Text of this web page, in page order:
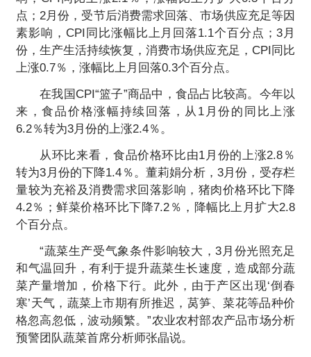
点；2月份，受节后消费需求回落、市场供应充足等因
素影响，CPI同比涨幅比上月回落1.1个百分点；3月
份，生产生活持续恢复，消费市场供应充足，CPI同比
上涨0.7％，涨幅比上月回落0.3个百分点。
在我国CPI“篮子”商品中，食品占比较高。今年以
来，食品价格涨幅持续回落，从1月份的同比上涨
6.2％转为3月份的上涨2.4％。
从环比来看，食品价格环比由1月份的上涨2.8％
转为3月份的下降1.4％。董莉娟分析，3月份，受存栏
量较为充裕及消费需求回落影响，猪肉价格环比下降
4.2％；鲜菜价格环比下降7.2％，降幅比上月扩大2.8
个百分点。
“蔬菜生产受气象条件影响较大，3月份光照充足
和气温回升，有利于提升蔬菜生长速度，造成部分蔬
菜产量增加，价格下行。此外，由于产区出现‘倒春
寒’天气，蔬菜上市期有所推迟，莴笋、菜花等品种价
格忽高忽低，波动频繁。”农业农村部农产品市场分析
预警团队蔬菜首席分析师张晶说。